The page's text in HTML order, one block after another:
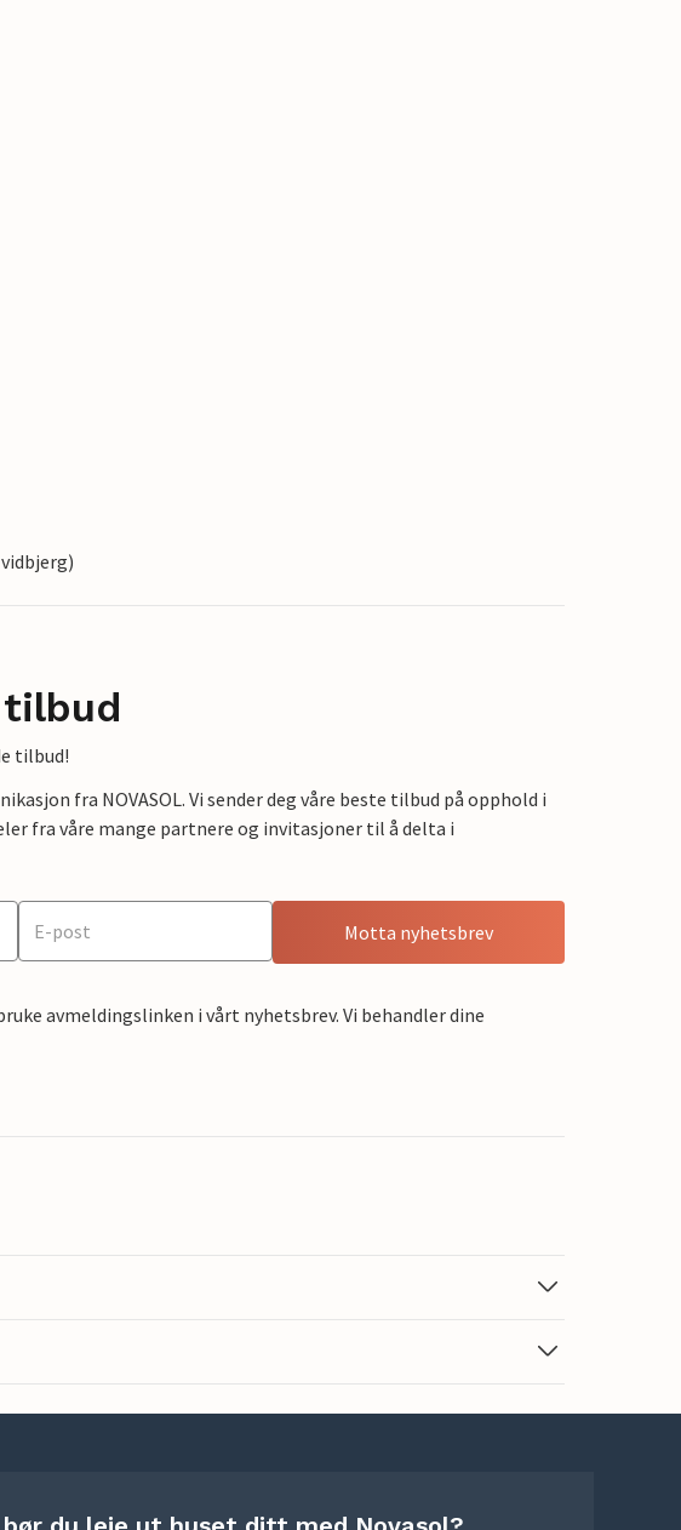
tilbud
tilbud!
fra NOVASOL. Vi sender deg våre beste tilbud på opphold i
fra våre mange partnere og invitasjoner til å delta i
Motta nyhetsbrev
avmeldingslinken i vårt nyhetsbrev. Vi behandler dine